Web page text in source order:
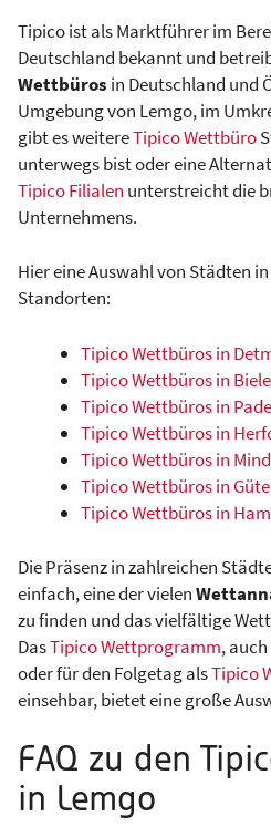
Tipico ist als Marktführer im
Deutschland bekannt und
Wettbüros in Deutschland und
Umgebung von Lemgo, im
gibt es weitereTipico Wettbüro
unterwegs bist oder eine
Tipico Filialen unterstreicht die
Unternehmens.
Hier eine Auswahl von Städten
Standorten:
Tipico Wettbüros in
Tipico Wettbüros in
Tipico Wettbüros in
Tipico Wettbüros in
Tipico Wettbüros in
Tipico Wettbüros in
Tipico Wettbüros in
Die Präsenz in zahlreichen
einfach, eine der vielen
zu finden und das vielfältige
DasTipico Wettprogramm,
oder für den Folgetag alsTipico
einsehbar, bietet eine große
FAQ zu den
in Lemgo